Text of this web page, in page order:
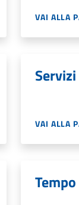
VAI ALLA
VAI ALLA